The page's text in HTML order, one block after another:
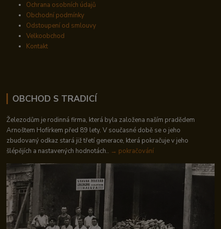
Ochrana osobních údajů
Obchodní podmínky
Odstoupení od smlouvy
Velkoobchod
Kontakt
OBCHOD S TRADICÍ
Železodům je rodinná firma, která byla založena naším pradědem
Arnoštem Hofírkem před 89 lety. V současné době se o jeho
zbudovaný odkaz stará již třetí generace, která pokračuje v jeho
šlépějích a nastavených hodnotách.. → pokračování